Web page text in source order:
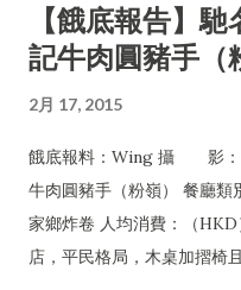
【餓底報告】
記牛肉圓豬手（
2月 17, 2015
餓底報料：Wing 攝 影
牛肉圓豬手（粉嶺） 餐廳類
家鄉炸卷 人均消費：（
店，平民格局，木桌加摺椅